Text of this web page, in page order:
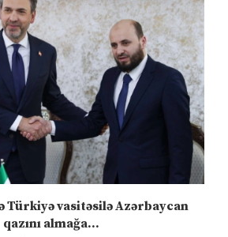
Türkiyə vasitəsilə Azərbaycan
qazını almağa...